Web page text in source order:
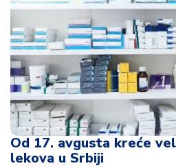
Od 17. avgusta kreće
lekova u Srbiji